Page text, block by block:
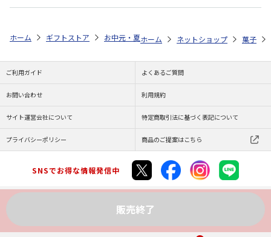
販売終了
ホーム ギフトストア お中元・夏ギフト特集 2026 ゆうゆうギフト
ホーム ネットショップ 菓子
ご利用ガイド よくあるご質問
お問い合わせ 利用規約
サイト運営会社について 特定商取引法に基づく表記について
プライバシーポリシー 商品のご提案はこちら
SNSでお得な情報発信中